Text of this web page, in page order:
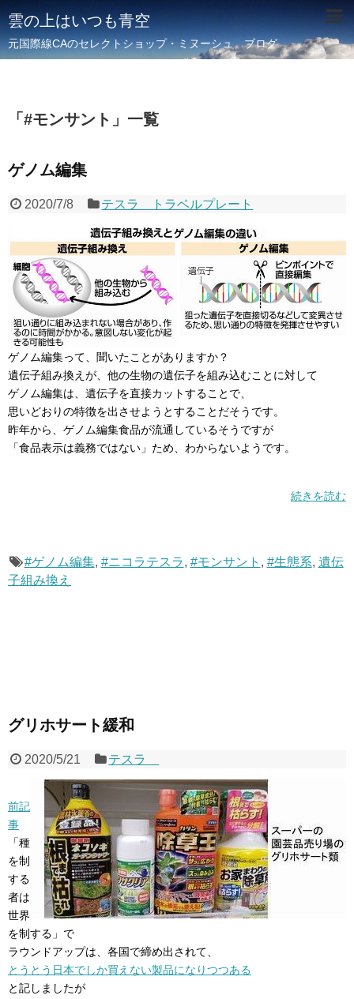
雲の上はいつも青空
元国際線CAのセレクトショップ・ミヌーシュ ブログ
「 #モンサント 」 一覧
ゲノム編集
2020/7/8 テスラ トラベルプレート
ゲノム編集って、聞いたことがありますか？
遺伝子組み換えが、他の生物の遺伝子を組み込むことに対して
ゲノム編集は、遺伝子を直接カットすることで、
思いどおりの特徴を出させようとすることだそうです。
昨年から、ゲノム編集食品が流通しているそうですが
「食品表示は義務ではない」ため、わからないようです。
続きを読む
#ゲノム編集, #ニコラテスラ, #モンサント , #生態系, 遺伝
子組み換え
グリホサート緩和
2020/5/21 テスラ
前記
事
「種
を制
する
者は
世界
を制する」で
ラウンドアップは、各国で締め出されて、
とうとう日本でしか買えない製品になりつつある
と記しましたが